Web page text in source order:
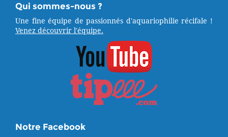
Qui sommes-nous ?
Une fine équipe de passionnés d'aquariophilie récifale !
Venez découvrir l'équipe.
Notre Facebook